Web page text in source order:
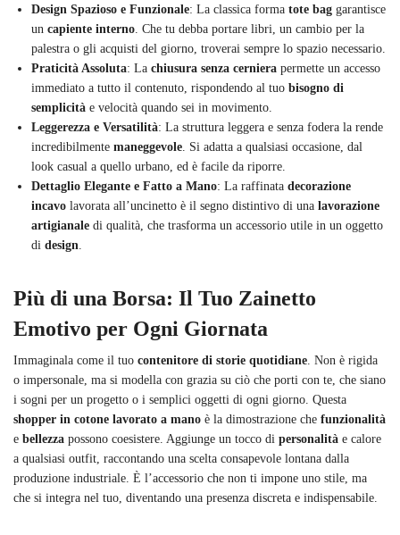
Design Spazioso e Funzionale: La classica forma tote bag garantisce
un capiente interno . Che tu debba portare libri, un cambio per la
palestra o gli acquisti del giorno, troverai sempre lo spazio necessario.
Praticità Assoluta: La chiusura senza cerniera permette un accesso
immediato a tutto il contenuto, rispondendo al tuo bisogno di
semplicità e velocità quando sei in movimento.
Leggerezza e Versatilità: La struttura leggera e senza fodera la rende
incredibilmente maneggevole . Si adatta a qualsiasi occasione, dal
look casual a quello urbano, ed è facile da riporre.
Dettaglio Elegante e Fatto a Mano: La raffinata decorazione
incavo lavorata all’uncinetto è il segno distintivo di una lavorazione
artigianale di qualità, che trasforma un accessorio utile in un oggetto
di design
Più di una Borsa: Il Tuo Zainetto
Emotivo per Ogni Giornata
Immaginala come il tuo contenitore di storie quotidiane . Non è rigida
o impersonale, ma si modella con grazia su ciò che porti con te, che siano
i sogni per un progetto o i semplici oggetti di ogni giorno. Questa
shopper in cotone lavorato a mano è la dimostrazione che funzionalità
e bellezza possono coesistere. Aggiunge un tocco di personalità e calore
a qualsiasi outfit, raccontando una scelta consapevole lontana dalla
produzione industriale. È l’accessorio che non ti impone uno stile, ma
che si integra nel tuo, diventando una presenza discreta e indispensabile.